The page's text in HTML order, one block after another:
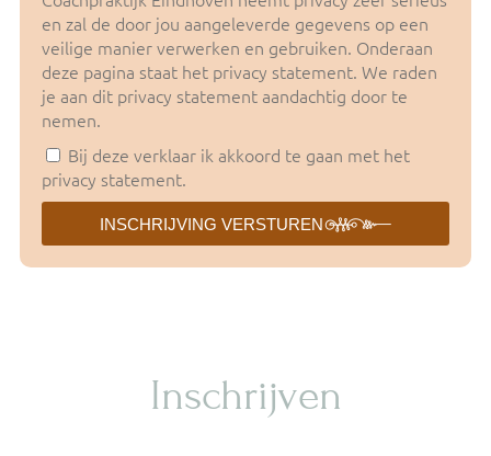
en zal de door jou aangeleverde gegevens op een
veilige manier verwerken en gebruiken. Onderaan
deze pagina staat het privacy statement. We raden
je aan dit privacy statement aandachtig door te
nemen.
Bij deze verklaar ik akkoord te gaan met het
privacy statement.
INSCHRIJVING VERSTUREN
Inschrijven